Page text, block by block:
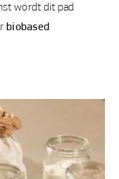
wordt dit pad
biobased